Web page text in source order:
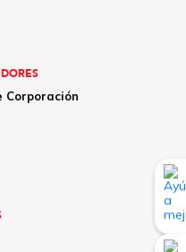
Corporación